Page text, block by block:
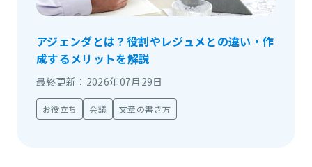
アジェンダとは？役割やレジュメとの違い・作
成するメリットを解説
最終更新：2026年07月29日
お役立ち 会議 文章の書き方